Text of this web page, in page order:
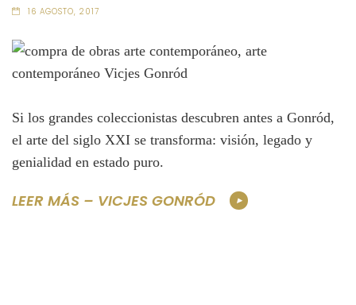
16 AGOSTO, 2017
Si los grandes coleccionistas descubren antes a Gonród,
el arte del siglo XXI se transforma: visión, legado y
genialidad en estado puro.
LEER MÁS – VICJES GONRÓD